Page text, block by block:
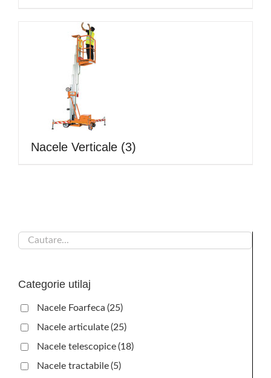
Nacele Verticale (3)
Categorie utilaj
Nacele Foarfeca (25)
Nacele articulate(25)
Nacele telescopice(18)
Nacele tractabile(5)